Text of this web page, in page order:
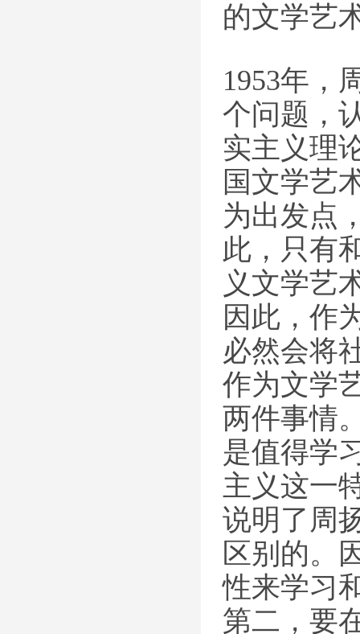
的文学艺
1953年，
个问题，
实主义理
国文学艺
为出发点
此，只有
义文学艺
因此，作
必然会将
作为文学
两件事情
是值得学
主义这一
说明了周
区别的。
性来学习
第二，要